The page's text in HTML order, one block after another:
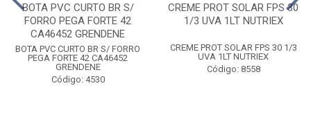
BOTA PVC CURTO BR S/
FORRO PEGA FORTE 42
CA46452 GRENDENE
BOTA PVC CURTO BR S/ FORRO
PEGA FORTE 42 CA46452
GRENDENE
Código: 4530
CREME PROT SOLAR FPS 30
1/3 UVA 1LT NUTRIEX
CREME PROT SOLAR FPS 30 1/3
UVA 1LT NUTRIEX
Código: 8558